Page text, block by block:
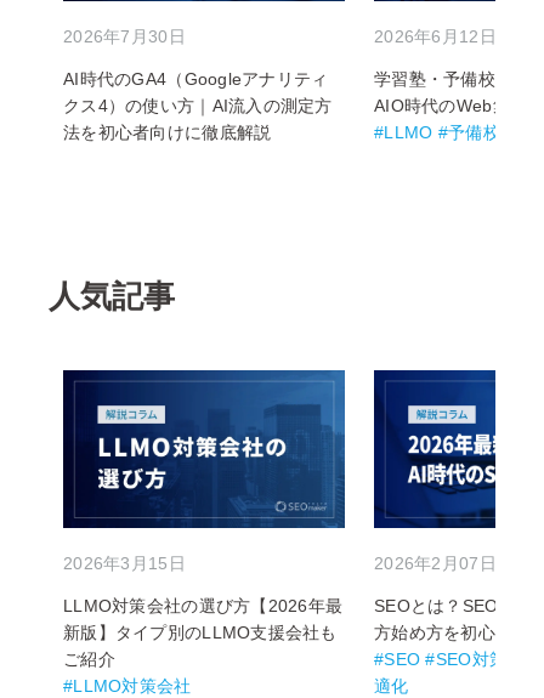
2026年7月30日
AI時代のGA4（Googleアナリティ
クス4）の使い方｜AI流入の測定方
法を初心者向けに徹底解説
2026年6月12日
学習塾・予備校の
AIO時代のWeb集客
#LLMO #予備校 #学
人気記事
2026年3月15日
LLMO対策会社の選び方【2026年最
新版】タイプ別のLLMO支援会社も
ご紹介
#LLMO対策会社
2026年2月07日
SEOとは？SEO対策
方始め方を初心者向
#SEO #SEO対策 #検
適化